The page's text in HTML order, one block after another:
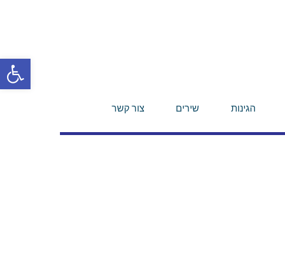
פתח
הגינות שירים צור קשר